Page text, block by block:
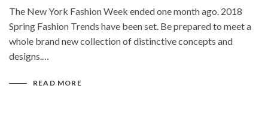
Mode
Echarpes / Pareos
The New York Fashion Week ended one month ago. 2018
Spring Fashion Trends have been set. Be prepared to meet a
whole brand new collection of distinctive concepts and
designs.…
READ MORE